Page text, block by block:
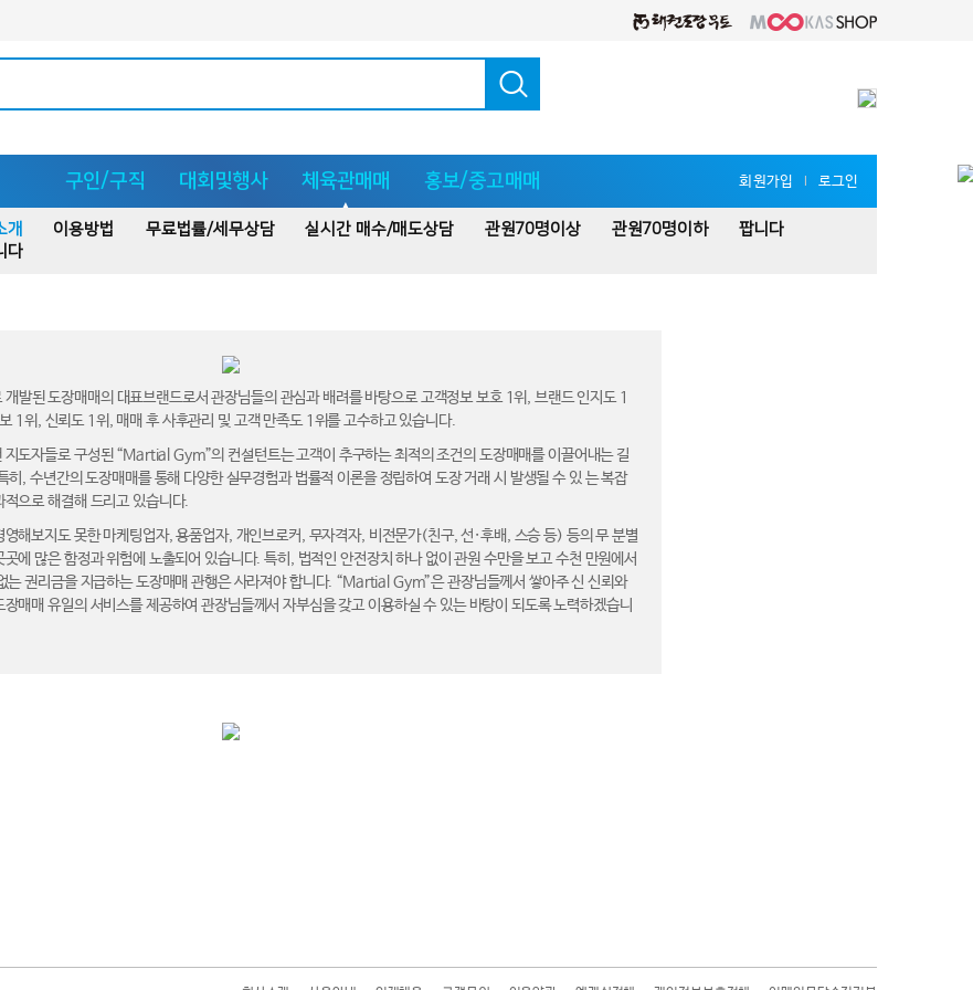
구인/구직 대회및행사 체육관매매 홍보/중고매매 회원가입 l 로그인
개 이용방법 무료법률/세무상담 실시간 매수/매도상담 관원70명이상 관원70명이하
팝니다
다
발된 도장매매의 대표브랜드로서 관장님들의 관심과 배려를 바탕으로 고객정보 보호 1위, 브랜드 인지도 1
1위, 신뢰도 1위, 매매 후 사후관리 및 고객 만족도 1위를 고수하고 있습니다.
지도자들로 구성된 “Martial Gym”의 컨설턴트는 고객이 추구하는 최적의 조건의 도장매매를 이끌어내는 길
히, 수년간의 도장매매를 통해 다양한 실무경험과 법률적 이론을 정립하여 도장 거래 시 발생될 수 있 는 복잡
으로 해결해 드리고 있습니다.
해보지도 못한 마케팅업자, 용품업자, 개인브로커, 무자격자, 비전문가(친구, 선·후배, 스승 등) 등의 무 분별
에 많은 함정과 위험에 노출되어 있습니다. 특히, 법적인 안전장치 하나 없이 관원 수만을 보고 수천 만원에서
는 권리금을 지급하는 도장매매 관행은 사라져야 합니다. “Martial Gym”은 관장님들께서 쌓아주 신 신뢰와
매매 유일의 서비스를 제공하여 관장님들께서 자부심을 갖고 이용하실 수 있는 바탕이 되도록 노력하겠습니